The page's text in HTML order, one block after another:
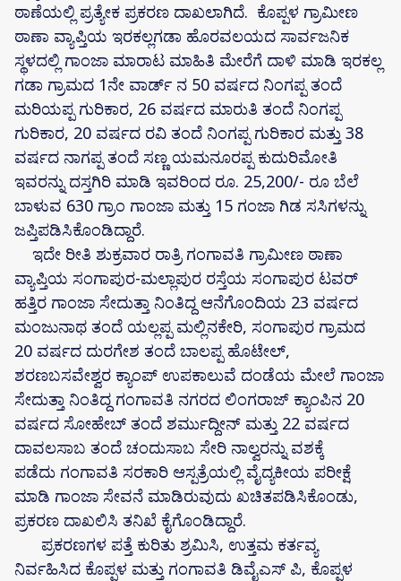
ಠಾಣೆಯಲ್ಲಿ ಪ್ರತ್ಯೇಕ ಪ್ರಕರಣ ದಾಖಲಾಗಿದೆ. ಕೊಪ್ಪಳ ಗ್ರಾಮೀಣ
ಠಾಣಾ ವ್ಯಾಪ್ತಿಯ ಇರಕಲ್ಲಗಡಾ ಹೊರವಲಯದ ಸಾರ್ವಜನಿಕ
ಸ್ಥಳದಲ್ಲಿ ಗಾಂಜಾ ಮಾರಾಟ ಮಾಹಿತಿ ಮೇರೆಗೆ ದಾಳಿ ಮಾಡಿ ಇರಕಲ್ಲ
ಗಡಾ ಗ್ರಾಮದ 1ನೇ ವಾರ್ಡ್ ನ 50 ವರ್ಷದ ನಿಂಗಪ್ಪ ತಂದೆ
ಮರಿಯಪ್ಪ ಗುರಿಕಾರ, 26 ವರ್ಷದ ಮಾರುತಿ ತಂದೆ ನಿಂಗಪ್ಪ
ಗುರಿಕಾರ, 20 ವರ್ಷದ ರವಿ ತಂದೆ ನಿಂಗಪ್ಪ ಗುರಿಕಾರ ಮತ್ತು 38
ವರ್ಷದ ನಾಗಪ್ಪ ತಂದೆ ಸಣ್ಣ ಯಮನೂರಪ್ಪ ಕುದುರಿಮೋತಿ
ಇವರನ್ನು ದಸ್ತಗಿರಿ ಮಾಡಿ ಇವರಿಂದ ರೂ. 25,200/- ರೂ ಬೆಲೆ
ಬಾಳುವ 630 ಗ್ರಾಂ ಗಾಂಜಾ ಮತ್ತು 15 ಗಂಜಾ ಗಿಡ ಸಸಿಗಳನ್ನು
ಜಪ್ತಿಪಡಿಸಿಕೊಂಡಿದ್ದಾರೆ.
ಇದೇ ರೀತಿ ಶುಕ್ರವಾರ ರಾತ್ರಿ ಗಂಗಾವತಿ ಗ್ರಾಮೀಣ ಠಾಣಾ
ವ್ಯಾಪ್ತಿಯ ಸಂಗಾಪುರ-ಮಲ್ಲಾಪುರ ರಸ್ತೆಯ ಸಂಗಾಪುರ ಟವರ್
ಹತ್ತಿರ ಗಾಂಜಾ ಸೇದುತ್ತಾ ನಿಂತಿದ್ದ ಆನೆಗೊಂದಿಯ 23 ವರ್ಷದ
ಮಂಜುನಾಥ ತಂದೆ ಯಲ್ಲಪ್ಪ ಮಲ್ಲಿನಕೇರಿ, ಸಂಗಾಪುರ ಗ್ರಾಮದ
20 ವರ್ಷದ ದುರಗೇಶ ತಂದೆ ಬಾಲಪ್ಪ ಹೊಟೇಲ್,
ಶರಣಬಸವೇಶ್ವರ ಕ್ಯಾಂಪ್ ಉಪಕಾಲುವೆ ದಂಡೆಯ ಮೇಲೆ ಗಾಂಜಾ
ಸೇದುತ್ತಾ ನಿಂತಿದ್ದ ಗಂಗಾವತಿ ನಗರದ ಲಿಂಗರಾಜ್ ಕ್ಯಾಂಪಿನ 20
ವರ್ಷದ ಸೋಹೇಬ್ ತಂದೆ ಶರ್ಮುದ್ದೀನ್ ಮತ್ತು 22 ವರ್ಷದ
ದಾವಲಸಾಬ ತಂದೆ ಚಂದುಸಾಬ ಸೇರಿ ನಾಲ್ವರನ್ನು ವಶಕ್ಕೆ
ಪಡೆದು ಗಂಗಾವತಿ ಸರಕಾರಿ ಆಸ್ಪತ್ರೆಯಲ್ಲಿ ವೈದ್ಯಕೀಯ ಪರೀಕ್ಷೆ
ಮಾಡಿ ಗಾಂಜಾ ಸೇವನೆ ಮಾಡಿರುವುದು ಖಚಿತಪಡಿಸಿಕೊಂಡು,
ಪ್ರಕರಣ ದಾಖಲಿಸಿ ತನಿಖೆ ಕೈಗೊಂಡಿದ್ದಾರೆ.
ಪ್ರಕರಣಗಳ ಪತ್ತೆ ಕುರಿತು ಶ್ರಮಿಸಿ, ಉತ್ತಮ ಕರ್ತವ್ಯ
ನಿರ್ವಹಿಸಿದ ಕೊಪ್ಪಳ ಮತ್ತು ಗಂಗಾವತಿ ಡಿವೈಎಸ್ ಪಿ, ಕೊಪ್ಪಳ